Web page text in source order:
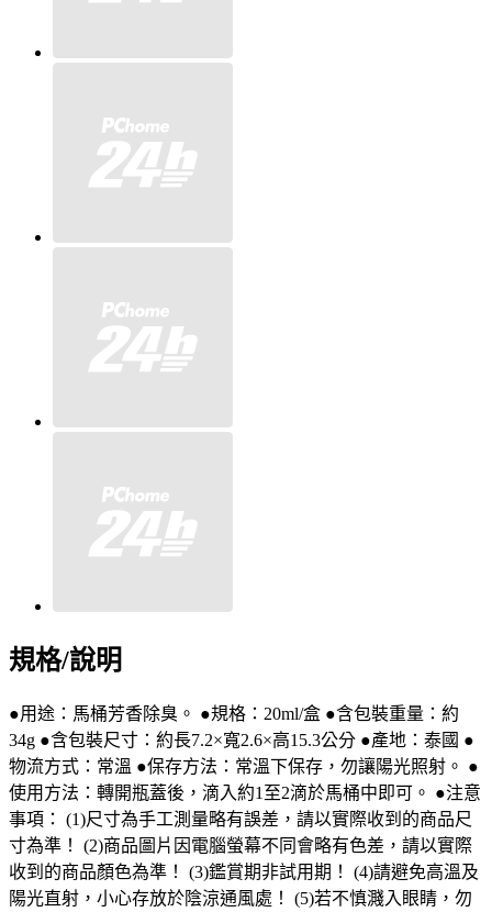
規格/說明
●用途：馬桶芳香除臭。 ●規格：20ml/盒 ●含包裝重量：約
34g ●含包裝尺寸：約長7.2×寬2.6×高15.3公分 ●產地：泰國 ●
物流方式：常溫 ●保存方法：常溫下保存，勿讓陽光照射。 ●
使用方法：轉開瓶蓋後，滴入約1至2滴於馬桶中即可。 ●注意
事項： (1)尺寸為手工測量略有誤差，請以實際收到的商品尺
寸為準！ (2)商品圖片因電腦螢幕不同會略有色差，請以實際
收到的商品顏色為準！ (3)鑑賞期非試用期！ (4)請避免高溫及
陽光直射，小心存放於陰涼通風處！ (5)若不慎濺入眼睛，勿